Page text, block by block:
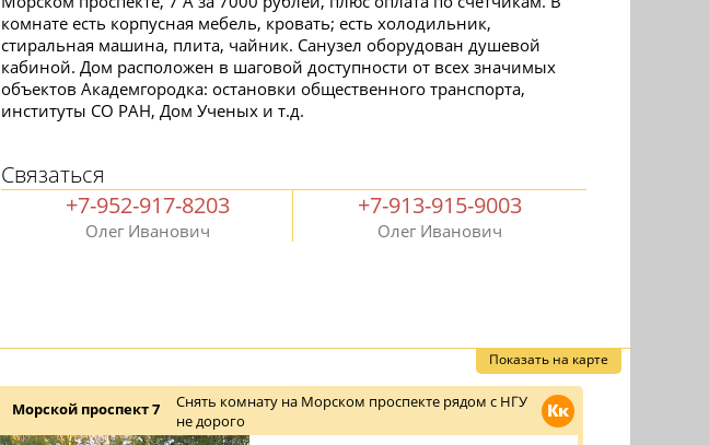
комнате есть корпусная мебель, кровать; есть холодильник,
стиральная машина, плита, чайник. Санузел оборудован душевой
кабиной. Дом расположен в шаговой доступности от всех значимых
объектов Академгородка: остановки общественного транспорта,
институты СО РАН, Дом Ученых и т.д.
Связаться
+7-952-917-8203
Олег Иванович
+7-913-915-9003
Олег Иванович
Показать на карте
Кк
Морской проспект 7
Снять комнату на Морском проспекте рядом с НГУ
не дорого